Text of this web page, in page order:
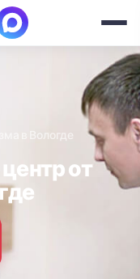
в Вологде
от